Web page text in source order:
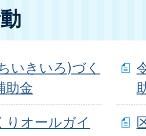
いきいろ)づく
助金
りオールガイ